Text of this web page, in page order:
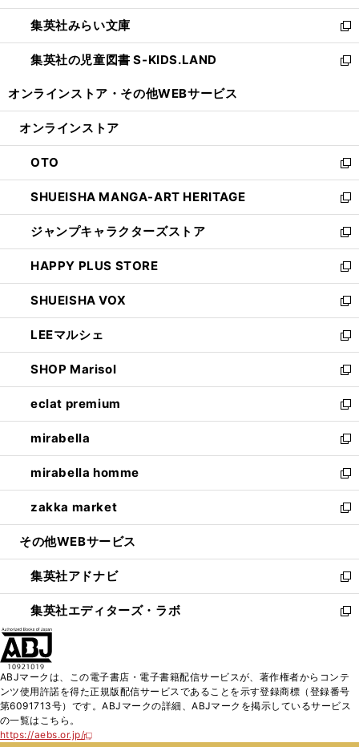
開
く
ウ
で
開
く
ン
ド
ウ
で
ウ
ィ
ン
ド
開
集英社みらい文庫
新
し
い
ン
ウ
で
開
く
集英社の児童図書 S-KIDS.LAND
新
ウ
ン
ド
ウ
で
開
く
オンラインストア・ その他WEBサービス
オンラインストア
OTO
新
し
い
ウ
ィ
ン
ド
ウ
で
開
く
SHUEISHA MANGA-ART HERITAGE
新
し
い
ウ
ィ
ン
ド
ウ
で
開
く
ジャンプキャラクターズストア
新
し
い
ウ
ィ
ン
ド
ウ
で
開
く
HAPPY PLUS STORE
新
し
い
ウ
ィ
ン
ド
ウ
で
開
く
SHUEISHA VOX
新
し
い
ウ
ィ
ン
ド
ウ
で
開
く
LEEマルシェ
新
し
い
ウ
ィ
ン
ド
ウ
で
開
く
SHOP Marisol
新
し
い
ウ
ィ
ン
ド
ウ
で
開
eclat premium
新
し
い
ウ
ィ
ン
ド
ウ
開
く
mirabella
新
し
い
ウ
ィ
ン
ウ
で
開
く
mirabella homme
新
し
い
ウ
ン
ド
ウ
で
zakka market
新
し
ウ
ィ
ン
ド
く
その他WEBサービス
集英社アドナビ
新
し
い
ド
ウ
で
集英社エディターズ・ラボ
新
ィ
ン
ABJマークは、この電子書店・電子書籍配信サービスが、著作権者からコンテ
ンツ使用許諾を得た正規版配信サービスであることを示す登録商標（登録番号
第6091713号）です。ABJマークの詳細、ABJマークを掲示しているサービス
の一覧はこちら。
https://aebs.or.jp/
新